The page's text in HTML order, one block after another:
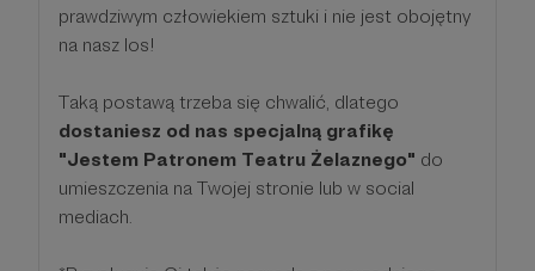
prawdziwym człowiekiem sztuki i nie jest obojętny
na nasz los!
Taką postawą trzeba się chwalić, dlatego
dostaniesz od nas specjalną grafikę
"Jestem Patronem Teatru Żelaznego" do
umieszczenia na Twojej stronie lub w social
mediach.